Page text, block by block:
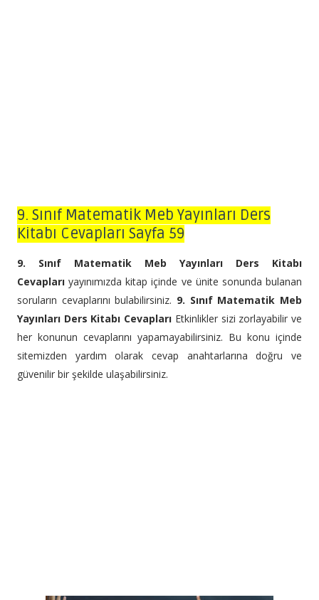
9. Sınıf Matematik Meb Yayınları Ders
Kitabı Cevapları Sayfa 59
9. Sınıf Matematik Meb Yayınları Ders Kitabı
Cevaplarıyayınımızda kitap içinde ve ünite sonunda bulanan
soruların cevaplarını bulabilirsiniz. 9. Sınıf Matematik Meb
Yayınları Ders Kitabı Cevapları Etkinlikler sizi zorlayabilir ve
her konunun cevaplarını yapamayabilirsiniz. Bu konu içinde
sitemizden yardım olarak cevap anahtarlarına doğru ve
güvenilir bir şekilde ulaşabilirsiniz.